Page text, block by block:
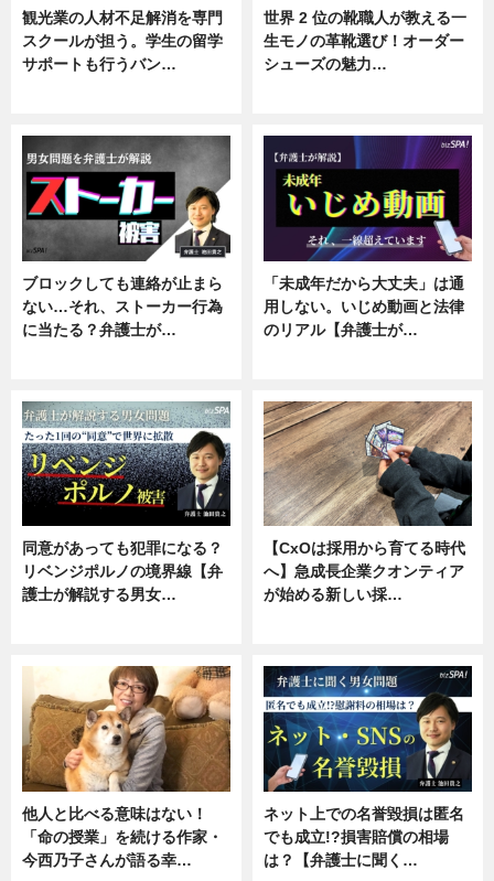
観光業の人材不足解消を専門
スクールが担う。学生の留学
サポートも行うバン…
世界 2 位の靴職人が教える一
生モノの革靴選び！オーダー
シューズの魅力…
ブロックしても連絡が止まら
ない…それ、ストーカー行為
に当たる？弁護士が…
「未成年だから大丈夫」は通
用しない。いじめ動画と法律
のリアル【弁護士が…
同意があっても犯罪になる？
リベンジポルノの境界線【弁
護士が解説する男女…
【CxOは採用から育てる時代
へ】急成長企業クオンティア
が始める新しい採…
他人と比べる意味はない！
「命の授業」を続ける作家・
今西乃子さんが語る幸…
ネット上での名誉毀損は匿名
でも成立!?損害賠償の相場
は？【弁護士に聞く…